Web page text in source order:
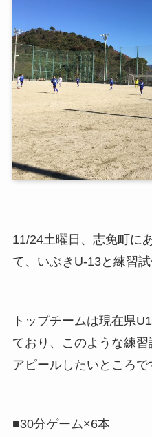
11/24土曜日、志免町に
て、いぶきU-13と練習試
トップチームは現在県
ており、このような練
アピールしたいところで
■30分ゲーム×6本